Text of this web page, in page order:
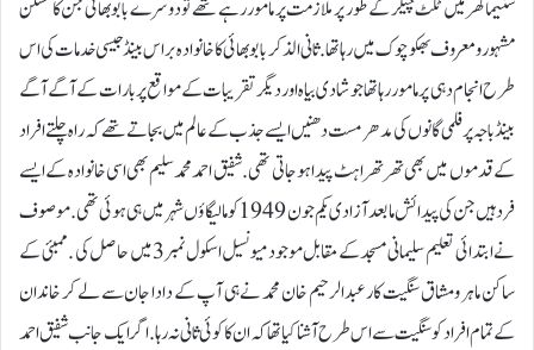
سنیما گھر میں ٹکٹ چیکر کے طور پر ملازمت پر مامور رہے تھے تو دوسرے بابو بھائی جن کا مسکن
مشہور و معروف بھکو چوک میں رہا تھا. ثانی الذکر بابو بھائی کا خانوادہ براس بینڈ جیسی خدمات کی اس
طرح انجام دہی پر مامور رہا تھا جو شادی بیاہ اور دیگر تقریبات کے مواقع پر بارات کے آگے آگے
بینڈ باجہ پر فلمی گانوں کی مدھر مست دھنیں ایسے جذب کے عالم میں بجاتے تھے کہ راہ چلتے افراد
کے قدموں میں بھی تھرتھراہٹ پیدا ہو جاتی تھی. شفیق احمد محمد سلیم بھی اسی خانوادہ کے ایسے
فرد ہیں جن کی پیدائش مابعد آزادی یکم جون 1949 کو مالیگاؤں شہر میں ہی ہوئی تھی. موصوف
نے ابتدائی تعلیم سلیمانی مسجد کے مقابل موجود میونسیل اسکول نمبر3 میں حاصل کی . ممبئی کے
ساکن ماہر و مشاق سنگیت کار عبدالرحیم خان محمد نے ہی آپ کے دادا جان سے لے کر خاندان
کے تمام افراد کو سنگیت سے اس طرح آشنا کیا تھا کہ ان کا کوئی ثانی نہ رہا. اگر ایک جانب شفیق احمد